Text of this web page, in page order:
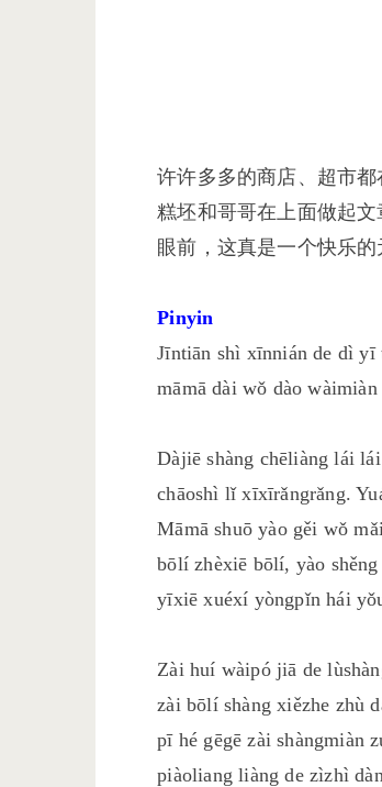
许许多多的商店、超市
糕坯和哥哥在上面做起
眼前，这真是一个快乐的
Pinyin
Jīntiān shì xīnnián de dì yī
māmā dài wǒ dào
Dàjiē shàng chēliàng lái
chāoshì lǐ xīxīrǎngrǎng.
Māmā shuō yào gěi wǒ
bōlí zhèxiē bōlí, yào
yīxiē xuéxí yòngpǐn hái
Zài huí wàipó jiā de
zài bōlí shàng xiězhe zhù
pī hé gēgē zài shàngmiàn
piàoliang liàng de zìzhì